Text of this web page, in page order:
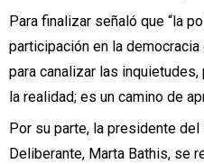
Para finalizar señaló que “la
participación en la
para canalizar las
la realidad; es un camino de
Por su parte, la presidente
Deliberante, Marta Bathis, se